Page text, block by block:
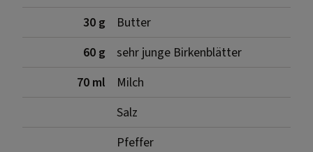
30 g
Butter
60 g
sehr junge Birkenblätter
70 ml
Milch
Salz
Pfeffer